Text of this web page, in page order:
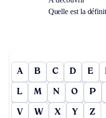
Quelle est la
A B C D E
L M N O P
V W X Y Z